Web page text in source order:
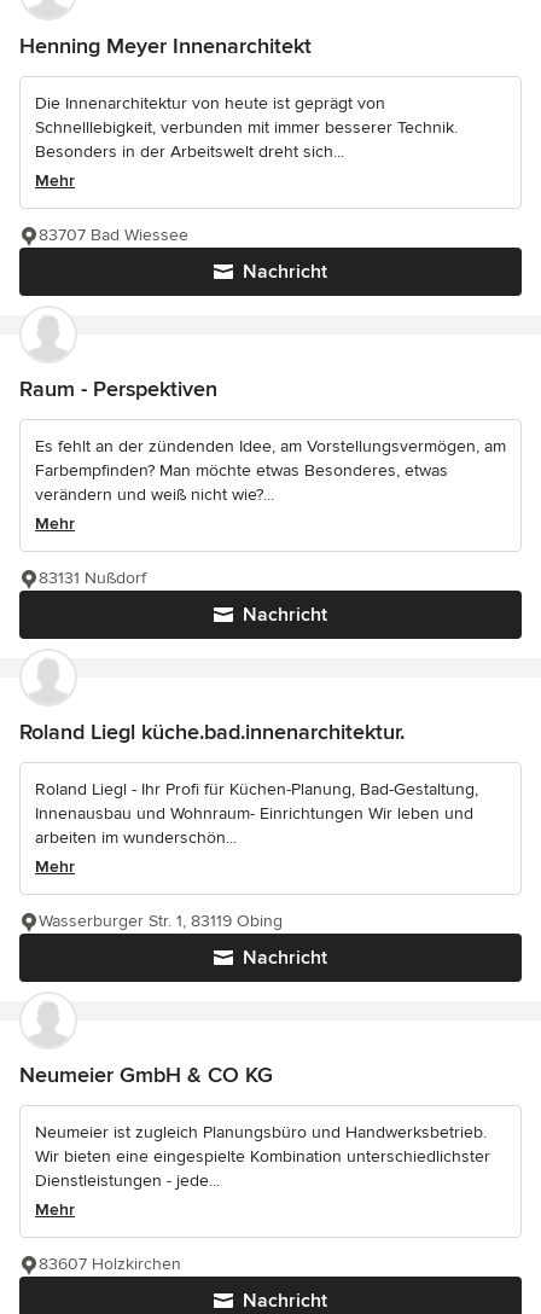
Henning Meyer Innenarchitekt
Die Innenarchitektur von heute ist geprägt von
Schnelllebigkeit, verbunden mit immer besserer Technik.
Besonders in der Arbeitswelt dreht sich...
Mehr
Nachricht
83707 Bad Wiessee
Raum - Perspektiven
Es fehlt an der zündenden Idee, am Vorstellungsvermögen, am
Farbempfinden? Man möchte etwas Besonderes, etwas
verändern und weiß nicht wie?...
Mehr
Nachricht
83131 Nußdorf
Roland Liegl küche.bad.innenarchitektur.
Roland Liegl - Ihr Profi für Küchen-Planung, Bad-Gestaltung,
Innenausbau und Wohnraum- Einrichtungen Wir leben und
arbeiten im wunderschön...
Mehr
Nachricht
Wasserburger Str. 1, 83119 Obing
Neumeier GmbH & CO KG
Neumeier ist zugleich Planungsbüro und Handwerksbetrieb.
Wir bieten eine eingespielte Kombination unterschiedlichster
Dienstleistungen - jede...
Mehr
Nachricht
83607 Holzkirchen